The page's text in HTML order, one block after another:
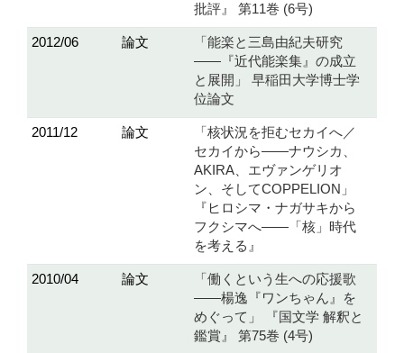
批評』 第11巻 (6号)
2012/06 論文
「能楽と三島由紀夫研究
――『近代能楽集』の成立
と展開」 早稲田大学博士学
位論文
2011/12 論文
「核状況を拒むセカイへ／
セカイから――ナウシカ、
AKIRA、エヴァンゲリオ
ン、そしてCOPPELION」
『ヒロシマ・ナガサキから
フクシマへ――「核」時代
を考える』
2010/04 論文
「働くという生への応援歌
――楊逸『ワンちゃん』を
めぐって」 『国文学 解釈と
鑑賞』 第75巻 (4号)